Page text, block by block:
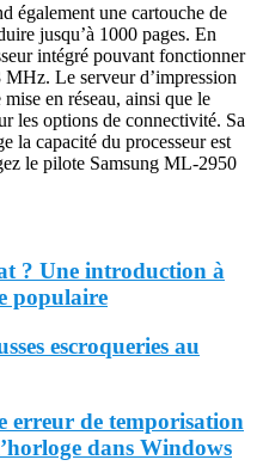
également une cartouche de
jusqu’à 1000 pages. En
intégré pouvant fonctionner
Le serveur d’impression
en réseau, ainsi que le
les options de connectivité. Sa
la capacité du processeur est
le pilote Samsung ML-2950
? Une introduction à
populaire
escroqueries au
erreur de temporisation
dans Windows